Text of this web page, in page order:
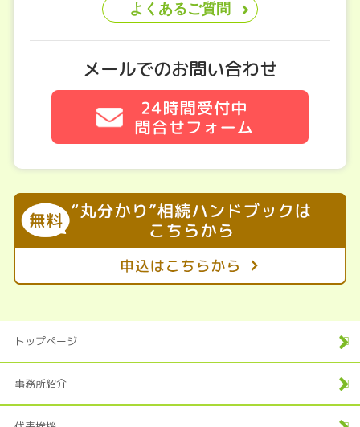
よくあるご質問
メールでのお問い合わせ
トップページ
事務所紹介